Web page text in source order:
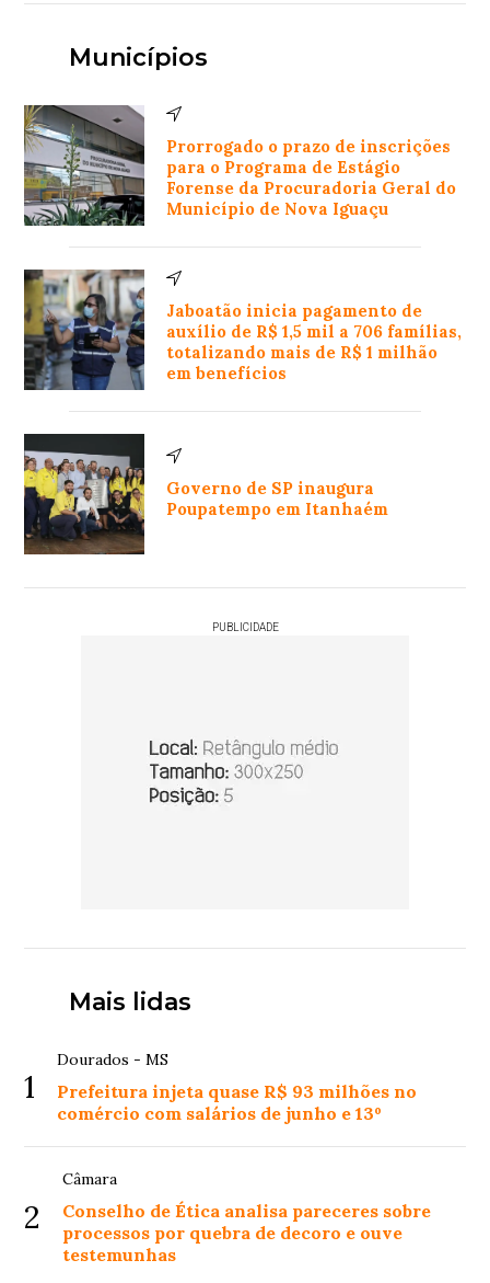
Municípios
Prorrogado o prazo de inscrições
para o Programa de Estágio
Forense da Procuradoria Geral do
Município de Nova Iguaçu
Jaboatão inicia pagamento de
auxílio de R$ 1,5 mil a 706 famílias,
totalizando mais de R$ 1 milhão
em benefícios
Governo de SP inaugura
Poupatempo em Itanhaém
PUBLICIDADE
Mais lidas
1
Dourados - MS
Prefeitura injeta quase R$ 93 milhões no
comércio com salários de junho e 13º
2
Câmara
Conselho de Ética analisa pareceres sobre
processos por quebra de decoro e ouve
testemunhas